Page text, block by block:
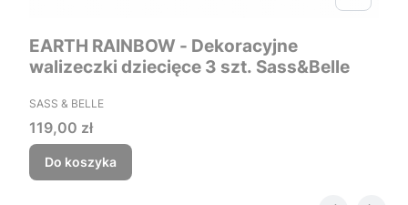
EARTH RAINBOW - Dekoracyjne
walizeczki dziecięce 3 szt. Sass&Belle
PRODUCENT
SASS & BELLE
Cena
119,00 zł
Do koszyka